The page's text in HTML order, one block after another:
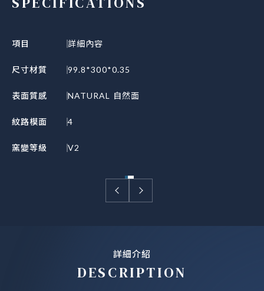
項目 詳細內容
尺寸材質 99.8*300*0.35
表面質感 NATURAL 自然面
紋路模面 4
窯變等級 V2
詳細介紹
DESCRIPTION